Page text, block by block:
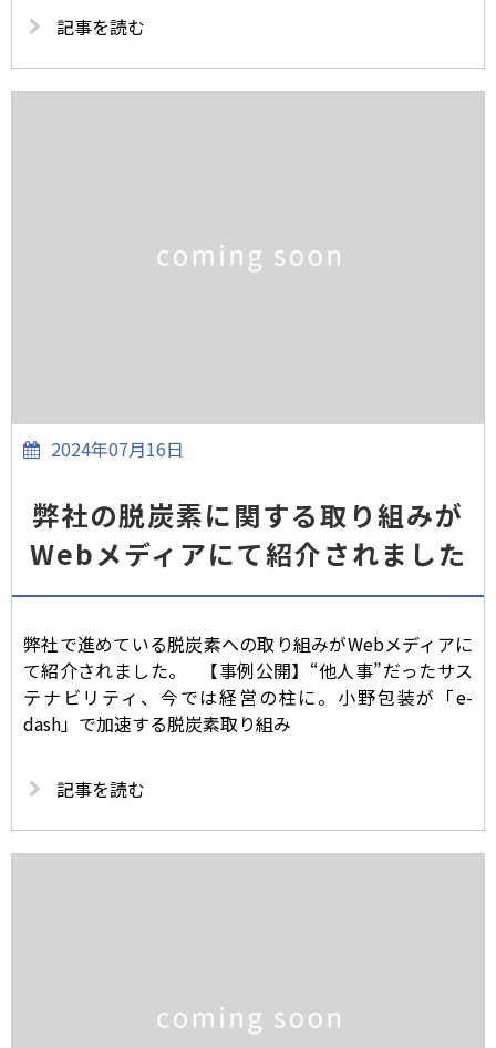
記事を読む
2024年07月16日
弊社の脱炭素に関する取り組みが
Webメディアにて紹介されました
弊社で進めている脱炭素への取り組みがWebメディアに
て紹介されました。 【事例公開】“他人事”だったサス
テナビリティ、今では経営の柱に。小野包装が「e-
dash」で加速する脱炭素取り組み
記事を読む